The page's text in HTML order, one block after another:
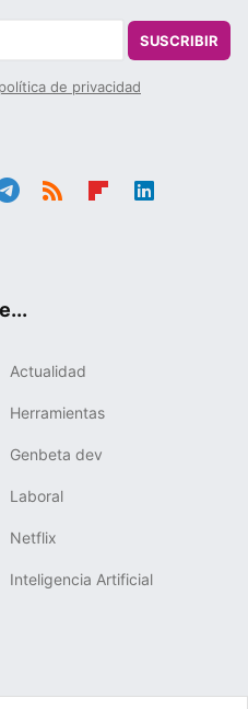
SUSCRIBIR
política de privacidad
Actualidad
Herramientas
Genbeta dev
Laboral
Netflix
Inteligencia Artificial